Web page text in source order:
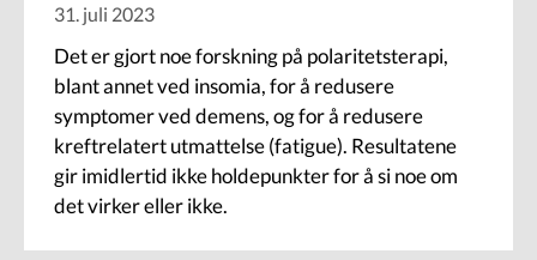
31. juli 2023
Det er gjort noe forskning på polaritetsterapi,
blant annet ved insomia, for å redusere
symptomer ved demens, og for å redusere
kreftrelatert utmattelse (fatigue). Resultatene
gir imidlertid ikke holdepunkter for å si noe om
det virker eller ikke.